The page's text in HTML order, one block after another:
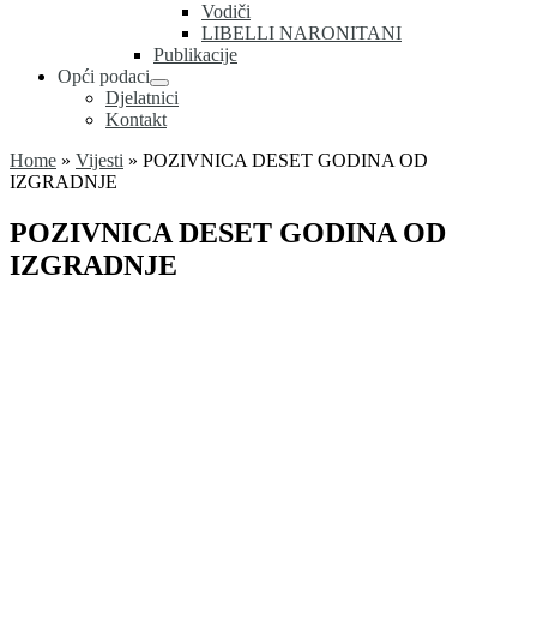
Vodiči
LIBELLI NARONITANI
Publikacije
Opći podaci
Djelatnici
Kontakt
Home » Vijesti » POZIVNICA DESET GODINA OD
IZGRADNJE
POZIVNICA DESET GODINA OD
IZGRADNJE